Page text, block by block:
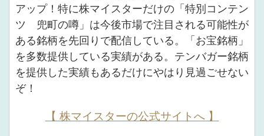
アップ！特に株マイスターだけの「特別コンテン
ツ 兜町の噂」は今後市場で注目される可能性が
ある銘柄を先回りで配信している。「お宝銘柄」
を多数提供している実績がある。テンバガー銘柄
を提供した実績もあるだけにやはり見過ごせない
ぞ！
【 株マイスターの公式サイトへ 】